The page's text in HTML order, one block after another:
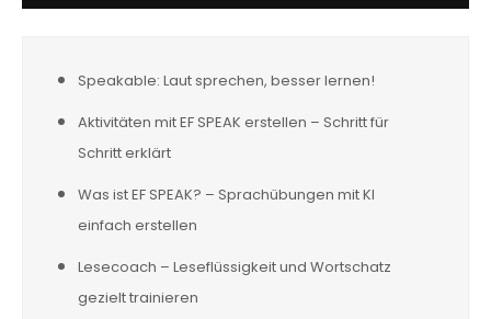
Speakable: Laut sprechen, besser lernen!
Aktivitäten mit EF SPEAK erstellen – Schritt für
Schritt erklärt
Was ist EF SPEAK? – Sprachübungen mit KI
einfach erstellen
Lesecoach – Leseflüssigkeit und Wortschatz
gezielt trainieren